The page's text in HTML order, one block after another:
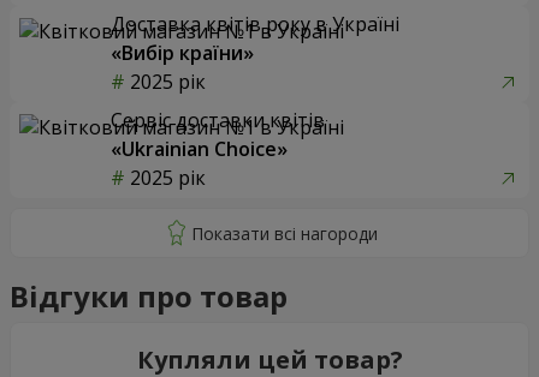
Доставка квітів року в Україні
«Вибір країни»
2025 рік
Сервіс доставки квітів
«Ukrainian Choice»
2025 рік
Відгуки про товар
Купляли цей товар?